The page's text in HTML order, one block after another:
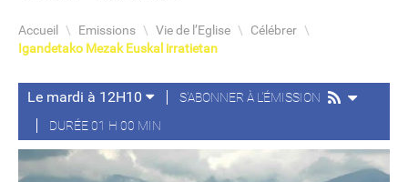
Accueil \ Emissions \ Vie de l’Eglise \ Célébrer \
Igandetako Mezak Euskal irratietan
Le mardi à 12H10
S'ABONNER À L'ÉMISSION
DURÉE 01 H 00 MIN